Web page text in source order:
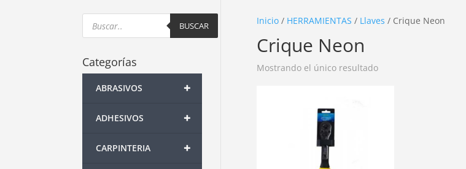
Inicio/ HERRAMIENTAS / Llaves / Crique Neon
Crique Neon
Mostrando el único resultado
Products
search BUSCAR
Categorías
+
ABRASIVOS
+
ADHESIVOS
+
CARPINTERIA